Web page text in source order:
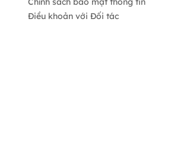
Điều khoản với Đối tác